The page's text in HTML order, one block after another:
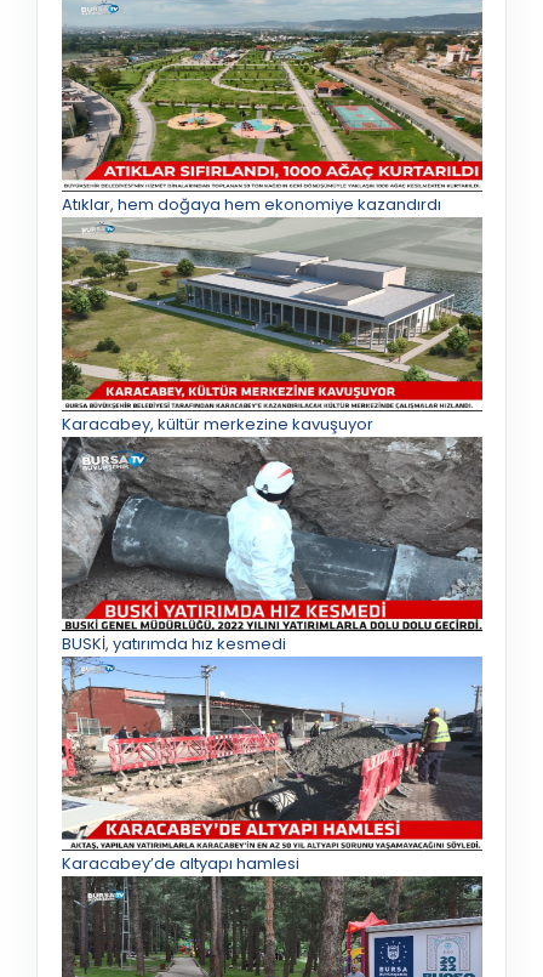
Atıklar, hem doğaya hem ekonomiye kazandırdı
Karacabey, kültür merkezine kavuşuyor
BUSKİ, yatırımda hız kesmedi
Karacabey’de altyapı hamlesi